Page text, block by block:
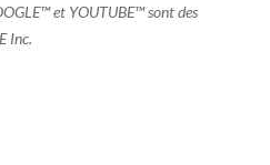
et YOUTUBE™ sont des
Inc.